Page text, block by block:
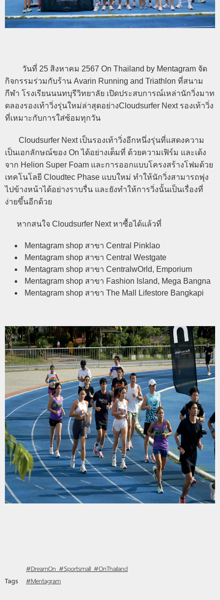
วันที่ 25 สิงหาคม 2567 On Thailand by Mentagram จัด
กิจกรรมร่วมกับร้าน Avarin Running and Triathlon ที่สนาม
กีฬา โรงเรียนนนทบุรีวิทยาลัย เปิดประสบการณ์เหล่านักวิ่งมาท
ดลองรองเท้าวิ่งรุ่นใหม่ล่าสุดอย่างCloudsurfer Next รองเท้าวิ่ง
ที่เหมาะกับการใส่ซ้อมทุกวัน
Cloudsurfer Next เป็นรองเท้าวิ่งอีกหนึ่งรุ่นที่แสดงความ
เป็นเอกลักษณ์ของ On ได้อย่างเต็มที่ ด้วยความเฟิร์ม และเด้ง
จาก Helion Super Foam และการออกแบบโครงสร้างโฟมด้วย
เทคโนโลยี Cloudtec Phase แบบใหม่ ทำให้นักวิ่งสามารถพุ่ง
ไปข้างหน้าได้อย่างราบรื่น และยังทำให้การวิ่งนั้นเป็นเรื่องที่
ง่ายขึ้นอีกด้วย
หากสนใจ Cloudsurfer Next หาซื้อได้แล้วที่
Mentagram shop สาขา Central Pinklao
Mentagram shop สาขา Central Westgate
Mentagram shop สาขา CentralwOrld, Emporium
Mentagram shop สาขา Fashion Island, Mega Bangna
Mentagram shop สาขา The Mall Lifestore Bangkapi
Tags
#DreamOn #Sportsmall #OnThailand
#Mentagram